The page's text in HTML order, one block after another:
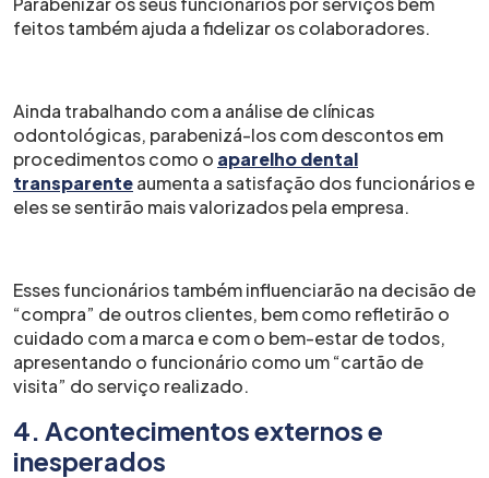
feitos também ajuda a fidelizar os colaboradores.
Ainda trabalhando com a análise de clínicas
odontológicas, parabenizá-los com descontos em
procedimentos como o aparelho dental
transparenteaumenta a satisfação dos funcionários e
eles se sentirão mais valorizados pela empresa.
Esses funcionários também influenciarão na decisão de
“compra” de outros clientes, bem como refletirão o
cuidado com a marca e com o bem-estar de todos,
apresentando o funcionário como um “cartão de
visita” do serviço realizado.
4. Acontecimentos externos e
inesperados